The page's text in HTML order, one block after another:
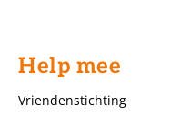
Help mee
Vriendenstichting